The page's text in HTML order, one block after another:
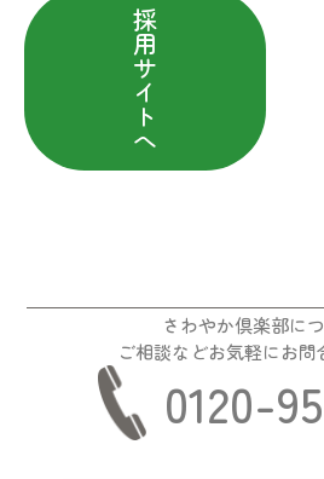
採
用
サ
イ
ト
へ
さわやか倶楽部に
ご相談などお気軽にお問
0120-